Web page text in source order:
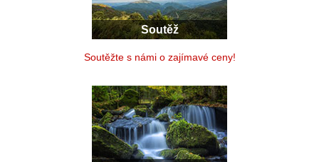
Soutěž
Soutěžte s námi o zajímavé ceny!